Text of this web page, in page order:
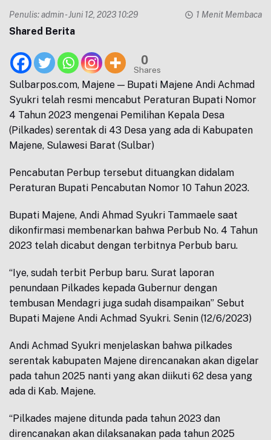
Penulis:admin- Juni 12, 2023 10:29 1 Menit Membaca
Shared Berita
0
Shares
Sulbarpos.com, Majene — Bupati Majene Andi Achmad
Syukri telah resmi mencabut Peraturan Bupati Nomor
4 Tahun 2023 mengenai Pemilihan Kepala Desa
(Pilkades) serentak di 43 Desa yang ada di Kabupaten
Majene, Sulawesi Barat (Sulbar)
Pencabutan Perbup tersebut dituangkan didalam
Peraturan Bupati Pencabutan Nomor 10 Tahun 2023.
Bupati Majene, Andi Ahmad Syukri Tammaele saat
dikonfirmasi membenarkan bahwa Perbub No. 4 Tahun
2023 telah dicabut dengan terbitnya Perbub baru.
“Iye, sudah terbit Perbup baru. Surat laporan
penundaan Pilkades kepada Gubernur dengan
tembusan Mendagri juga sudah disampaikan” Sebut
Bupati Majene Andi Achmad Syukri. Senin (12/6/2023)
Andi Achmad Syukri menjelaskan bahwa pilkades
serentak kabupaten Majene direncanakan akan digelar
pada tahun 2025 nanti yang akan diikuti 62 desa yang
ada di Kab. Majene.
“Pilkades majene ditunda pada tahun 2023 dan
direncanakan akan dilaksanakan pada tahun 2025